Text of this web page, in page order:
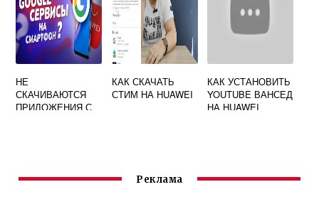
НЕ
СКАЧИВАЮТСЯ
ПРИЛОЖЕНИЯ С
КАК СКАЧАТЬ
СТИМ НА HUAWEI
КАК УСТАНОВИТЬ
YOUTUBE ВАНСЕД
НА HUAWEI
Реклама